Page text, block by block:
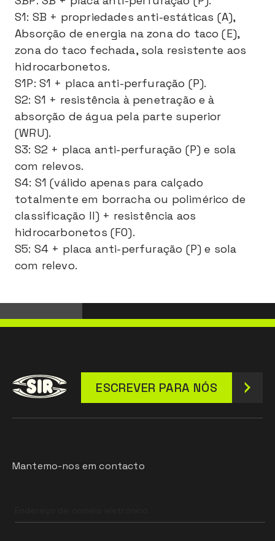
S1: SB + propriedades anti-estáticas (A),
Absorção de energia na zona do taco (E),
zona do taco fechada, sola resistente aos
hidrocarbonetos.
S1P: S1 + placa anti-perfuração (P).
S2: S1 + resistência à penetração e à
absorção de água pela parte superior
(WRU).
S3: S2 + placa anti-perfuração (P) e sola
com relevos.
S4: S1 (válido apenas para calçado
totalmente em borracha ou polimérico de
classificação II) + resistência aos
hidrocarbonetos (FO).
S5: S4 + placa anti-perfuração (P) e sola
com relevo.
ESCREVER PARA NÓS
Mantemo-nos em contacto
field